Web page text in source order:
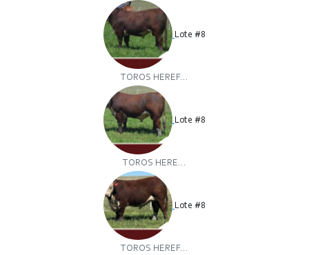
Lote #8
TOROS HEREF...
Lote #8
TOROS HERE...
Lote #8
TOROS HEREF...